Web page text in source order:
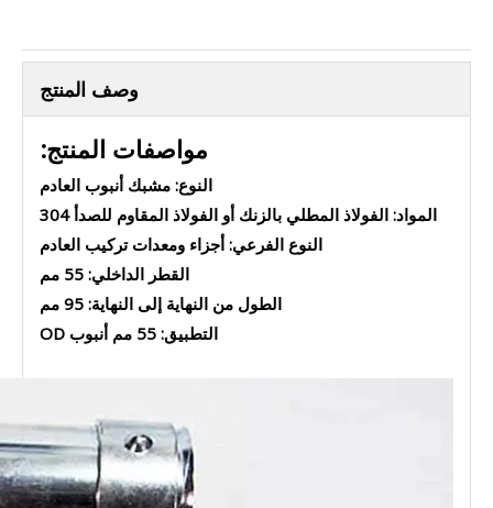
وصف المنتج
مواصفات المنتج:
النوع: مشبك أنبوب العادم
المواد: الفولاذ المطلي بالزنك أو الفولاذ المقاوم للصدأ 304
النوع الفرعي: أجزاء ومعدات تركيب العادم
القطر الداخلي: 55 مم
الطول من النهاية إلى النهاية: 95 مم
التطبيق: 55 مم أنبوب OD